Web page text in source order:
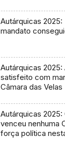
Autárquicas 2025:
mandato
Autárquicas 2025:
satisfeito com
Câmara das Velas
Autárquicas 2025:
venceu nenhuma
força política